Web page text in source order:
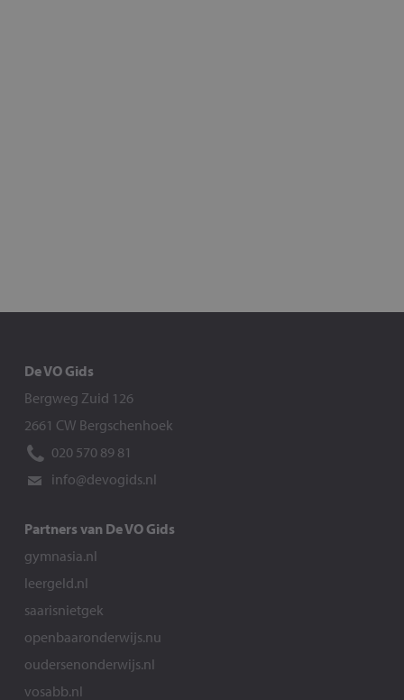
De VO Gids
Bergweg Zuid 126
2661 CW Bergschenhoek
020 570 89 81
info@devogids.nl
Partners van De VO Gids
gymnasia.nl
leergeld.nl
saarisnietgek
openbaaronderwijs.nu
oudersenonderwijs.nl
vosabb.nl